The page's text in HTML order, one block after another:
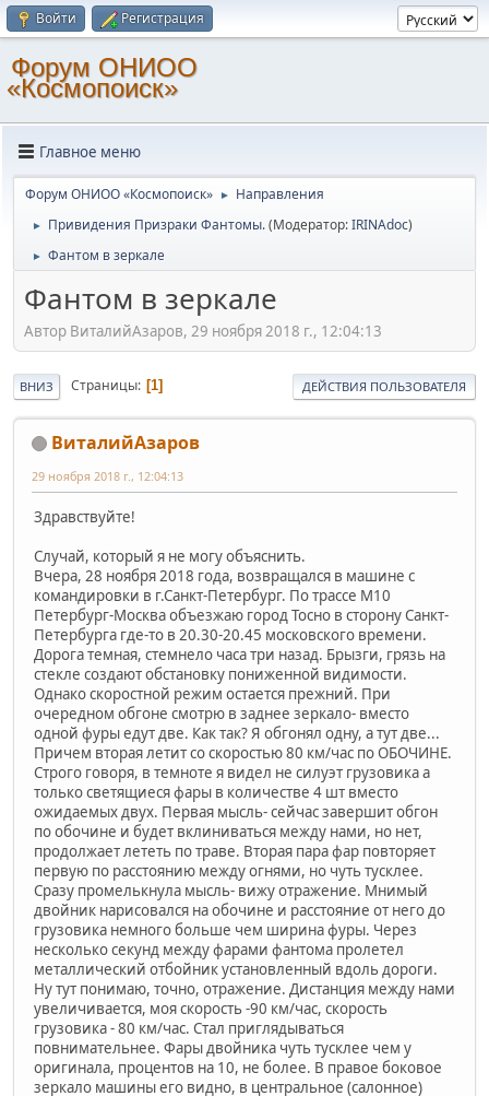
Войти Регистрация
Форум ОНИОО
«Космопоиск»
Главное меню
Форум ОНИОО «Космопоиск» ► Направления
► Привидения Призраки Фантомы.(Модератор:IRINAdoc)
► Фантом в зеркале
Фантом в зеркале
Автор ВиталийАзаров, 29 ноября 2018 г., 12:04:13
ВНИЗ Страницы 1 ДЕЙСТВИЯ ПОЛЬЗОВАТЕЛЯ
ВиталийАзаров
29 ноября 2018 г., 12:04:13
Здравствуйте!
Случай, который я не могу объяснить.
Вчера, 28 ноября 2018 года, возвращался в машине с
командировки в г.Санкт-Петербург. По трассе М10
Петербург-Москва объезжаю город Тосно в сторону Санкт-
Петербурга где-то в 20.30-20.45 московского времени.
Дорога темная, стемнело часа три назад. Брызги, грязь на
стекле создают обстановку пониженной видимости.
Однако скоростной режим остается прежний. При
очередном обгоне смотрю в заднее зеркало- вместо
одной фуры едут две. Как так? Я обгонял одну, а тут две...
Причем вторая летит со скоростью 80 км/час по ОБОЧИНЕ.
Строго говоря, в темноте я видел не силуэт грузовика а
только светящиеся фары в количестве 4 шт вместо
ожидаемых двух. Первая мысль- сейчас завершит обгон
по обочине и будет вклиниваться между нами, но нет,
продолжает лететь по траве. Вторая пара фар повторяет
первую по расстоянию между огнями, но чуть тусклее.
Сразу промелькнула мысль- вижу отражение. Мнимый
двойник нарисовался на обочине и расстояние от него до
грузовика немного больше чем ширина фуры. Через
несколько секунд между фарами фантома пролетел
металлический отбойник установленный вдоль дороги.
Ну тут понимаю, точно, отражение. Дистанция между нами
увеличивается, моя скорость -90 км/час, скорость
грузовика - 80 км/час. Стал приглядываться
повнимательнее. Фары двойника чуть тусклее чем у
оригинала, процентов на 10, не более. В правое боковое
зеркало машины его видно, в центральное (салонное)